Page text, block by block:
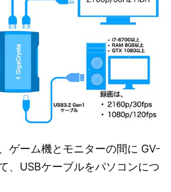
ゲーム機とモニターの間に GV-
、USBケーブルをパソコンにつ